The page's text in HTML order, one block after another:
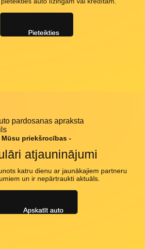
Mūsu priekšrocības -
atjauninājumi
katru dienu ar jaunākajiem partneru
un ir nepārtraukti aktuāls.